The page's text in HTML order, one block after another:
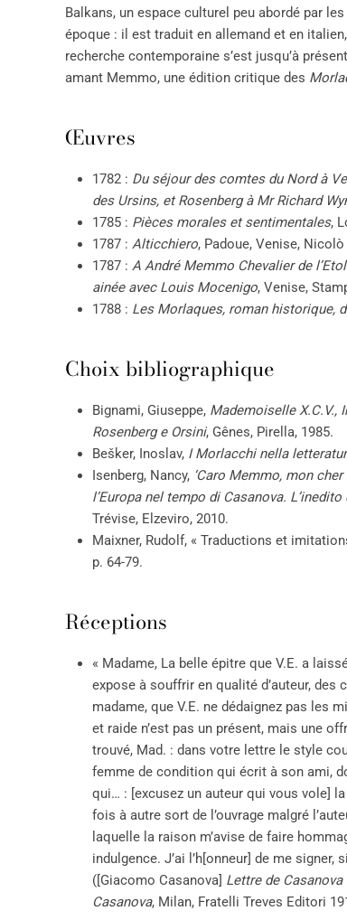
Balkans, un espace culturel peu abordé par
époque : il est traduit en allemand et en
recherche contemporaine s’est jusqu’à
amant Memmo, une édition critique des
Œuvres
1782 : Du séjour des comtes du Nord à
des Ursins, et Rosenberg à Mr Richard
1785 : Pièces morales et sentimentales,
1787 : Alticchiero, Padoue, Venise,
1787 : A André Memmo Chevalier de
ainée avec Louis Mocenigo, Venise,
1788 : Les Morlaques, roman historique,
Choix bibliographique
Bignami, Giuseppe, Mademoiselle X.C.V.,
Rosenberg e Orsini, Gênes, Pirella, 1985.
Bešker, Inoslav, I Morlacchi nella
Isenberg, Nancy, ‘Caro Memmo, mon
l’Europa nel tempo di Casanova.
Trévise, Elzeviro, 2010.
Maixner, Rudolf, « Traductions et
p. 64-79.
Réceptions
« Madame, La belle épitre que V.E. a
expose à souffrir en qualité d’auteur,
madame, que V.E. ne dédaignez pas les
et raide n’est pas un présent, mais une
trouvé, Mad. : dans votre lettre le style
femme de condition qui écrit à son ami,
qui… : [excusez un auteur qui vous vole]
fois à autre sort de l’ouvrage malgré
laquelle la raison m’avise de faire
indulgence. J’ai l’h[onneur] de me
([Giacomo Casanova] Lettre de
Casanova, Milan, Fratelli Treves Editori